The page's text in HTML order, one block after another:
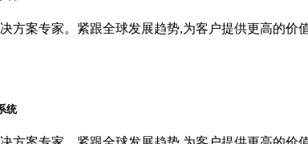
方案专家。紧跟全球发展趋势,为客户提供更高的价